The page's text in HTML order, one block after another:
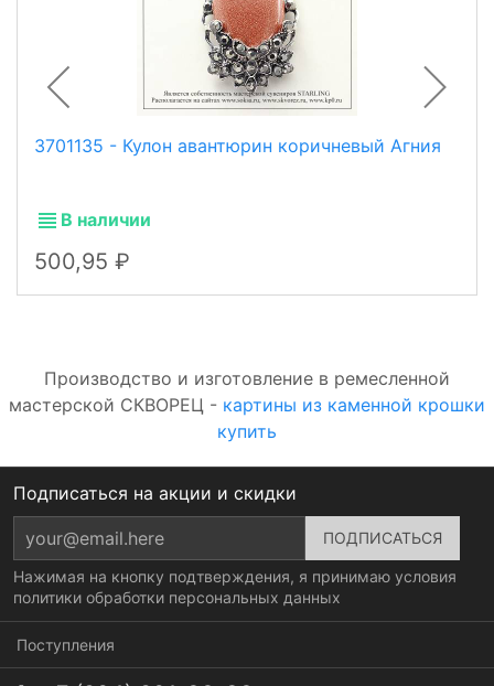
3701135 - Кулон авантюрин коричневый Агния
В наличии
500,95
Производство и изготовление в ремесленной
мастерской СКВОРЕЦ - картины из каменной крошки
купить
Подписаться на акции и скидки
Нажимая на кнопку подтверждения, я принимаю условия
политики обработки персональных данных
Поступления